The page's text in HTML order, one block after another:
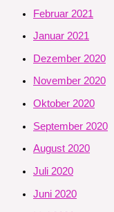
Februar 2021
Januar 2021
Dezember 2020
November 2020
Oktober 2020
September 2020
August 2020
Juli 2020
Juni 2020